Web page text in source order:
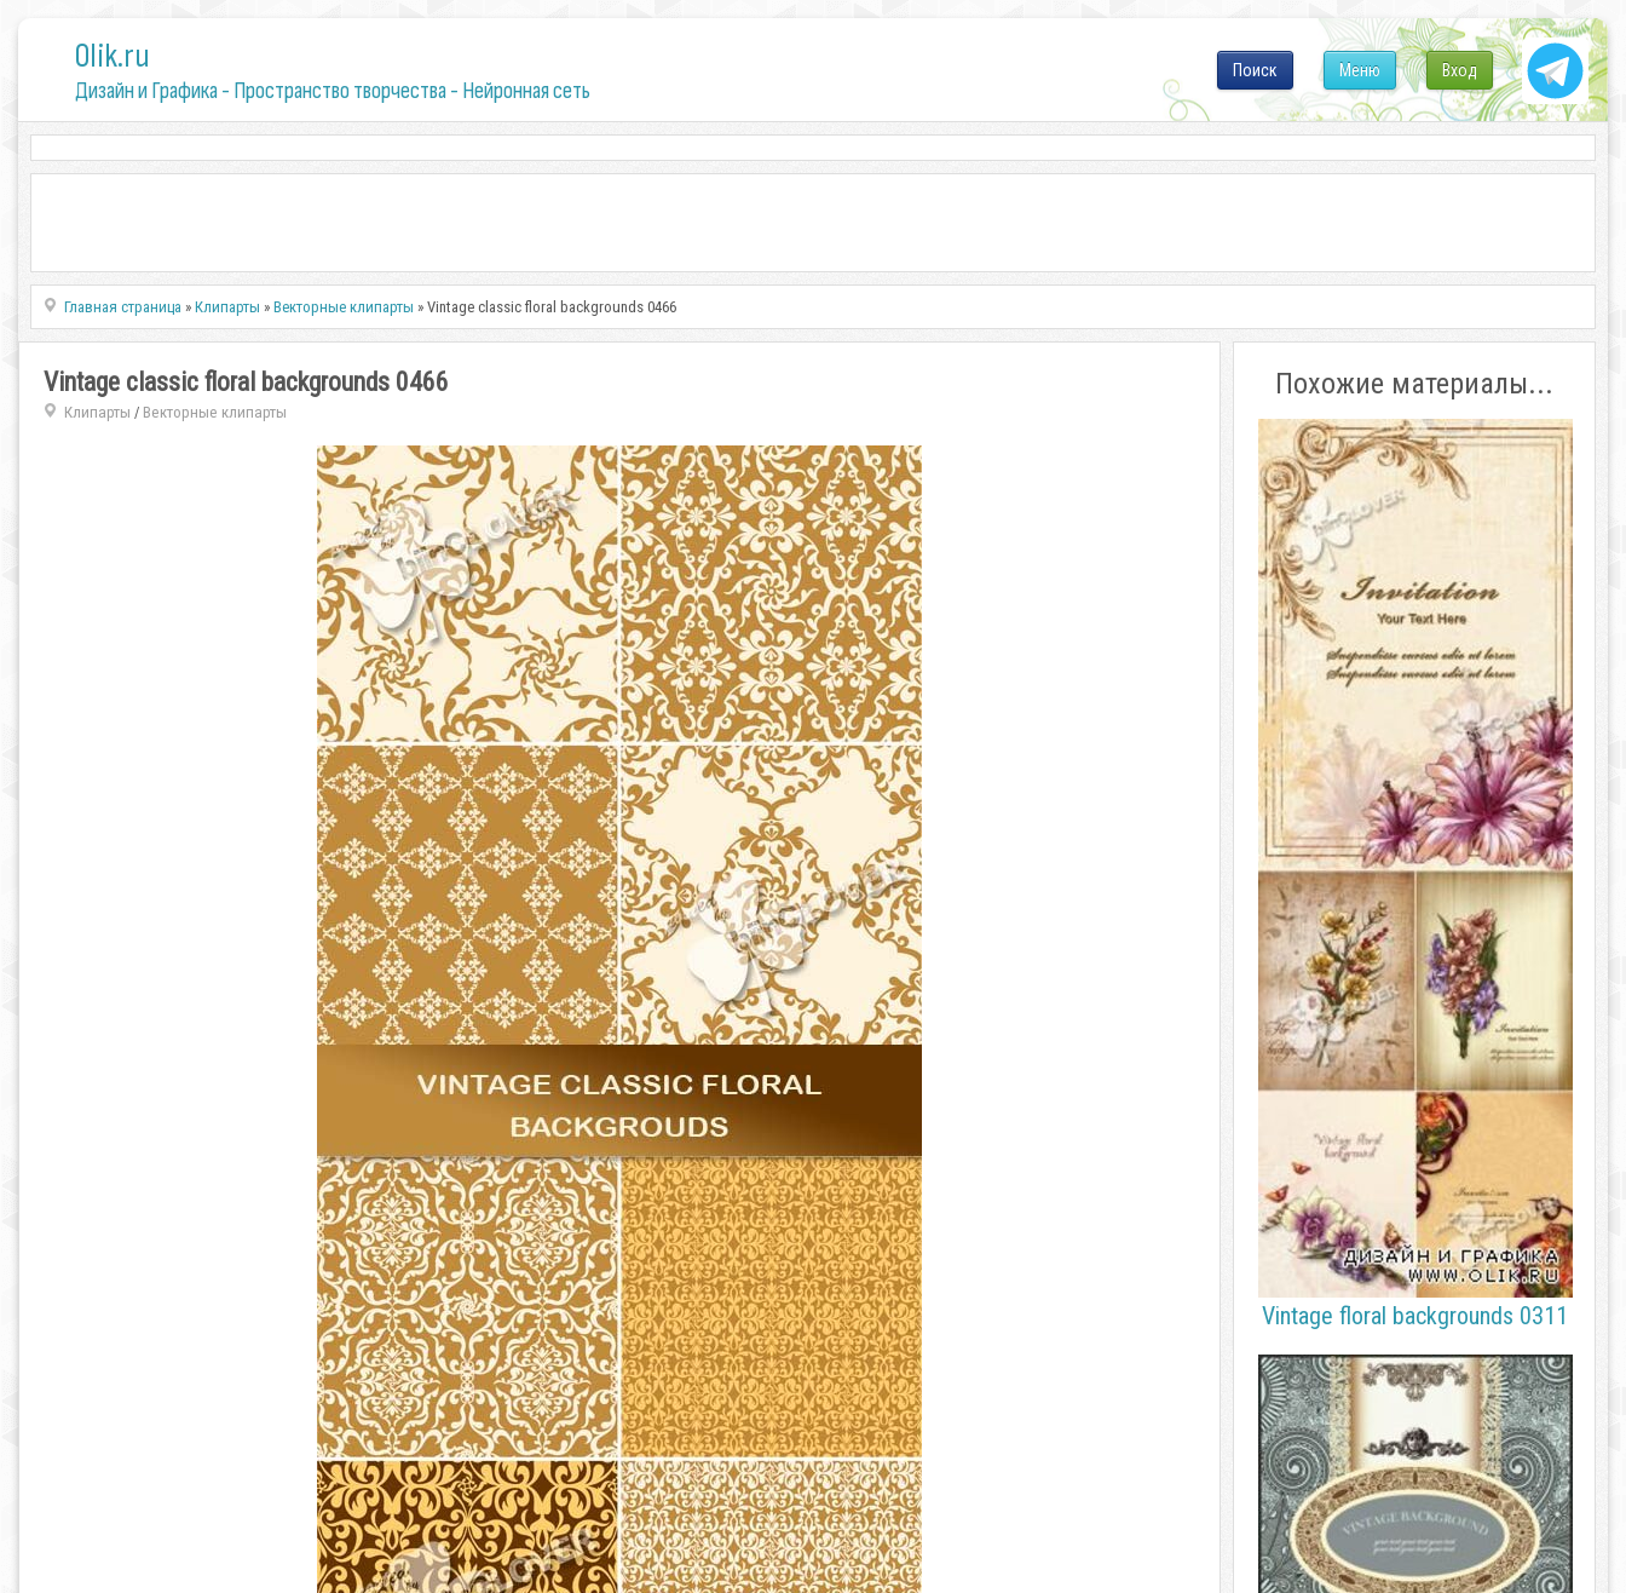
0lik.ru
Дизайн и Графика - Пространство творчества - Нейронная сеть
Вход
Меню
Поиск
Главная страница »Клипарты »Векторные клипарты » Vintage classic floral backgrounds 0466
Vintage classic floral backgrounds 0466
Клипарты / Векторные клипарты
Похожие материалы...
Vintage floral backgrounds 0311